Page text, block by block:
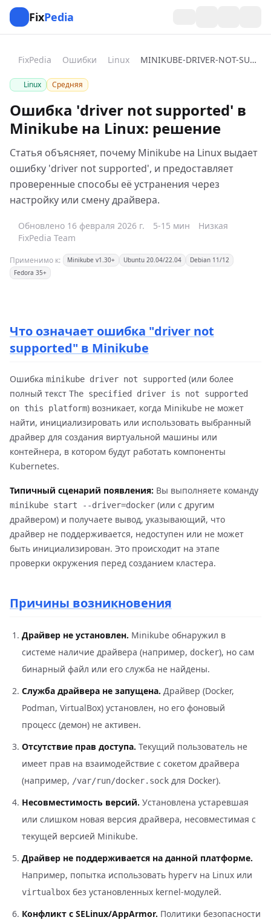
FixPedia
FixPedia Ошибки Linux MINIKUBE-DRIVER-NOT-SUPPORTED
Linux Средняя
Ошибка 'driver not supported' в
Minikube на Linux: решение
Статья объясняет, почему Minikube на Linux выдает
ошибку 'driver not supported', и предоставляет
проверенные способы её устранения через
настройку или смену драйвера.
Обновлено 16 февраля 2026 г. 5-15 мин
Низкая
FixPedia Team
Применимо к: Minikube v1.30+ Ubuntu 20.04/22.04
Debian 11/12
Fedora 35+
Что означает ошибка "driver not
supported" в Minikube
Ошибка minikube driver not supported (или более
полный текст The specified driver is not supported
on this platform) возникает, когда Minikube не может
найти, инициализировать или использовать выбранный
драйвер для создания виртуальной машины или
контейнера, в котором будут работать компоненты
Kubernetes.
Типичный сценарий появления: Вы выполняете команду
minikube start --driver=docker (или с другим
драйвером) и получаете вывод, указывающий, что
драйвер не поддерживается, недоступен или не может
быть инициализирован. Это происходит на этапе
проверки окружения перед созданием кластера.
Причины возникновения
Драйвер не установлен. Minikube обнаружил в
системе наличие драйвера (например, docker), но сам
бинарный файл или его служба не найдены.
Служба драйвера не запущена. Драйвер (Docker,
Podman, VirtualBox) установлен, но его фоновый
процесс (демон) не активен.
Отсутствие прав доступа. Текущий пользователь не
имеет прав на взаимодействие с сокетом драйвера
(например, /var/run/docker.sock для Docker).
Несовместимость версий. Установлена устаревшая
или слишком новая версия драйвера, несовместимая с
текущей версией Minikube.
Драйвер не поддерживается на данной платформе.
Например, попытка использовать hyperv на Linux или
virtualbox без установленных kernel-модулей.
Конфликт с SELinux/AppArmor. Политики безопасности